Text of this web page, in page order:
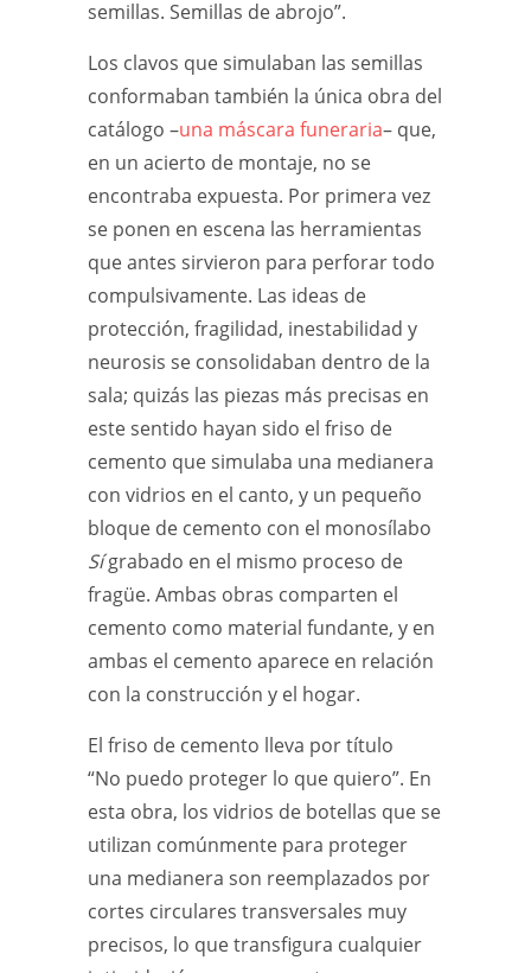
semillas. Semillas de abrojo”.
Los clavos que simulaban las semillas
conformaban también la única obra del
catálogo –una máscara funeraria– que,
en un acierto de montaje, no se
encontraba expuesta. Por primera vez
se ponen en escena las herramientas
que antes sirvieron para perforar todo
compulsivamente. Las ideas de
protección, fragilidad, inestabilidad y
neurosis se consolidaban dentro de la
sala; quizás las piezas más precisas en
este sentido hayan sido el friso de
cemento que simulaba una medianera
con vidrios en el canto, y un pequeño
bloque de cemento con el monosílabo
Sígrabado en el mismo proceso de
fragüe. Ambas obras comparten el
cemento como material fundante, y en
ambas el cemento aparece en relación
con la construcción y el hogar.
El friso de cemento lleva por título
“No puedo proteger lo que quiero”. En
esta obra, los vidrios de botellas que se
utilizan comúnmente para proteger
una medianera son reemplazados por
cortes circulares transversales muy
precisos, lo que transfigura cualquier